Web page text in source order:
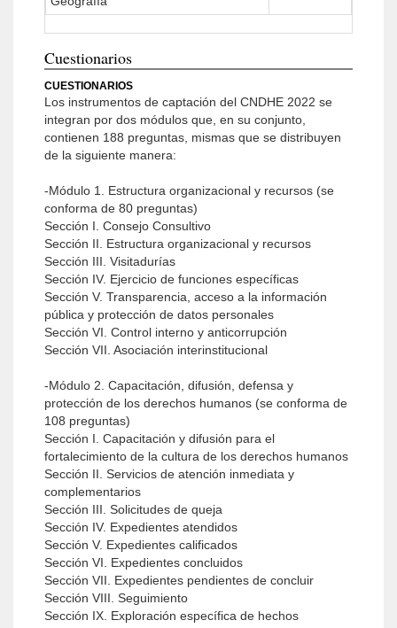
Cuestionarios
CUESTIONARIOS
Los instrumentos de captación del CNDHE 2022 se
integran por dos módulos que, en su conjunto,
contienen 188 preguntas, mismas que se distribuyen
de la siguiente manera:
-Módulo 1. Estructura organizacional y recursos (se
conforma de 80 preguntas)
Sección I. Consejo Consultivo
Sección II. Estructura organizacional y recursos
Sección III. Visitadurías
Sección IV. Ejercicio de funciones específicas
Sección V. Transparencia, acceso a la información
pública y protección de datos personales
Sección VI. Control interno y anticorrupción
Sección VII. Asociación interinstitucional
-Módulo 2. Capacitación, difusión, defensa y
protección de los derechos humanos (se conforma de
108 preguntas)
Sección I. Capacitación y difusión para el
fortalecimiento de la cultura de los derechos humanos
Sección II. Servicios de atención inmediata y
complementarios
Sección III. Solicitudes de queja
Sección IV. Expedientes atendidos
Sección V. Expedientes calificados
Sección VI. Expedientes concluidos
Sección VII. Expedientes pendientes de concluir
Sección VIII. Seguimiento
Sección IX. Exploración específica de hechos